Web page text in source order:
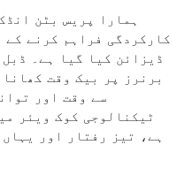
ہمارا پریس بٹن
کارکردگی فراہم کرنے
ڈیزائن کیا گیا ہے۔
برنرز پر بیک وقت
سے وقت اور
ٹیکنالوجی کوک ویئر
ہے، تیز رفتار اور